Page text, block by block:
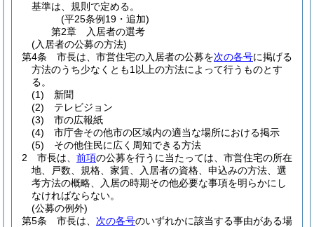
基準は、規則で定める。
(平25条例19・追加)
第2章
入居者の選考
(入居者の公募の方法)
第4条
市長は、市営住宅の入居者の公募を次の各号に掲げる
方法のうち少なくとも1以上の方法によって行うものとす
る。
(1)
新聞
(2)
テレビジョン
(3)
市の広報紙
(4)
市庁舎その他市の区域内の適当な場所における掲示
(5)
その他住民に広く周知できる方法
2
市長は、 前項の公募を行うに当たっては、市営住宅の所在
地、戸数、規格、家賃、入居者の資格、申込みの方法、選
考方法の概略、入居の時期その他必要な事項を明らかにし
なければならない。
(公募の例外)
第5条
市長は、 次の各号のいずれかに該当する事由がある場